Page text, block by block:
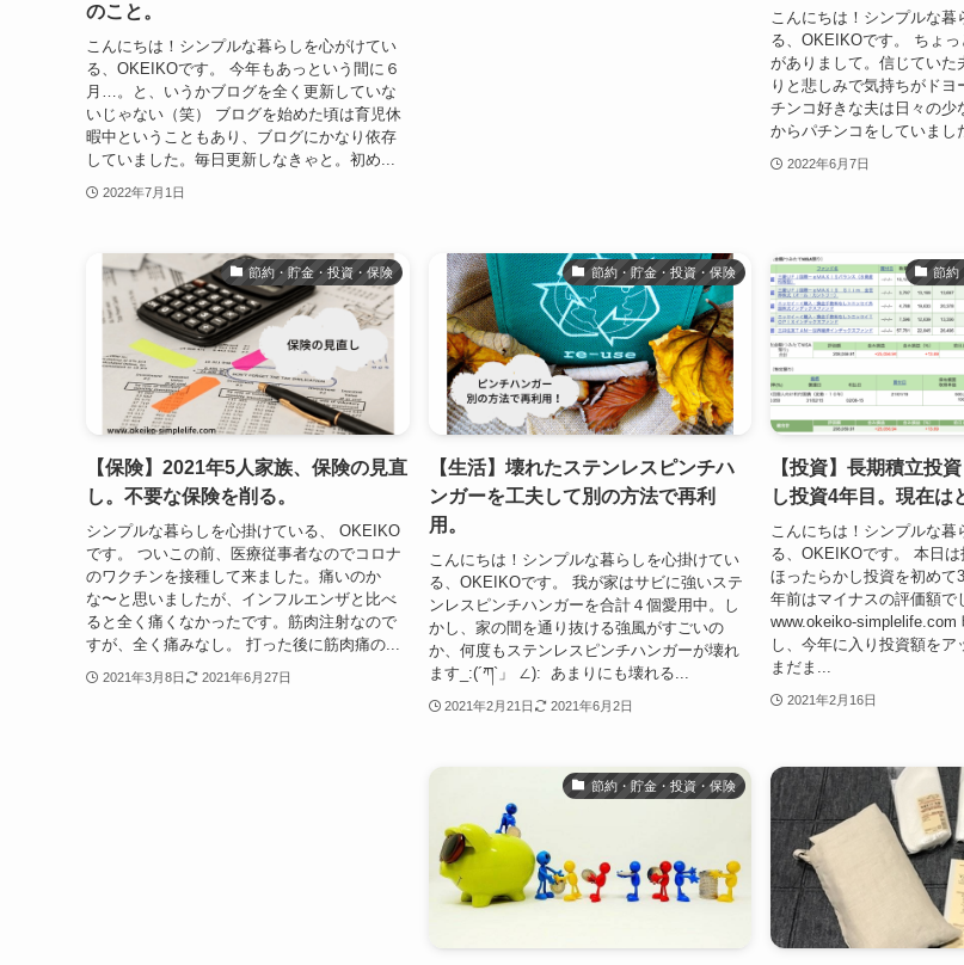
のこと。
こんにちは！シンプルな暮らしを心がけてい
る、OKEIKOです。 今年もあっという間に６
月…。と、いうかブログを全く更新していな
いじゃない（笑） ブログを始めた頃は育児休
暇中ということもあり、ブログにかなり依存
していました。毎日更新しなきゃと。初め...
2022年7月1日
こんにちは！シンプルな暮
る、OKEIKOです。 ちょっ
がありまして。信じていた
りと悲しみで気持ちがドヨ
チンコ好きな夫は日々の少
からパチンコをしていまし
2022年6月7日
節約・貯金・投資・保険
【保険】2021年5人家族、保険の見直
し。不要な保険を削る。
シンプルな暮らしを心掛けている、 OKEIKO
です。 ついこの前、医療従事者なのでコロナ
のワクチンを接種して来ました。痛いのか
な〜と思いましたが、インフルエンザと比べ
ると全く痛くなかったです。筋肉注射なので
すが、全く痛みなし。 打った後に筋肉痛の...
2021年3月8日 2021年6月27日
節約・貯金・投資・保険
【生活】壊れたステンレスピンチハ
ンガーを工夫して別の方法で再利
用。
こんにちは！シンプルな暮らしを心掛けてい
る、OKEIKOです。 我が家はサビに強いステ
ンレスピンチハンガーを合計４個愛用中。し
かし、家の間を通り抜ける強風がすごいの
か、何度もステンレスピンチハンガーが壊れ
ます_:(´ཀ`」 ∠): あまりにも壊れる...
2021年2月21日 2021年6月2日
節約
【投資】長期積立投
し投資4年目。現在は
こんにちは！シンプルな暮
る、OKEIKOです。 本日は
ほったらかし投資を初めて
年前はマイナスの評価額で
www.okeiko-simplelife.com
し、今年に入り投資額をア
まだま...
2021年2月16日
節約・貯金・投資・保険